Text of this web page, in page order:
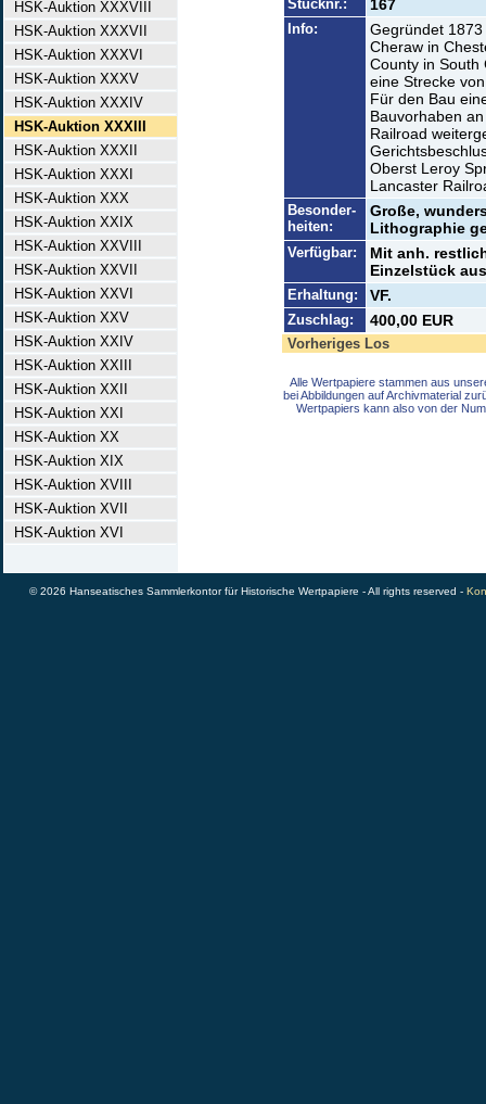
HSK-Auktion XXXVIII
HSK-Auktion XXXVII
HSK-Auktion XXXVI
HSK-Auktion XXXV
HSK-Auktion XXXIV
HSK-Auktion XXXIII
HSK-Auktion XXXII
HSK-Auktion XXXI
HSK-Auktion XXX
HSK-Auktion XXIX
HSK-Auktion XXVIII
HSK-Auktion XXVII
HSK-Auktion XXVI
HSK-Auktion XXV
HSK-Auktion XXIV
HSK-Auktion XXIII
HSK-Auktion XXII
HSK-Auktion XXI
HSK-Auktion XX
HSK-Auktion XIX
HSK-Auktion XVIII
HSK-Auktion XVII
HSK-Auktion XVI
Stücknr.: 167
Info:
Gegründet
Cheraw in
County in South
eine Strecke
Für den Bau
Bauvorhaben
Railroad
Oberst Leroy
Lancaster
Besonder-
heiten:
Große,
Lithographie
Verfügbar:
Mit anh.
Einzelstück
Erhaltung: VF.
Zuschlag: 400,00 EUR
Vorheriges Los
Alle Wertpapiere stammen aus
bei Abbildungen auf Archivmaterial
Wertpapiers kann also von der
© 2026 Hanseatisches Sammlerkontor für Historische Wertpapiere - All rights reserved -